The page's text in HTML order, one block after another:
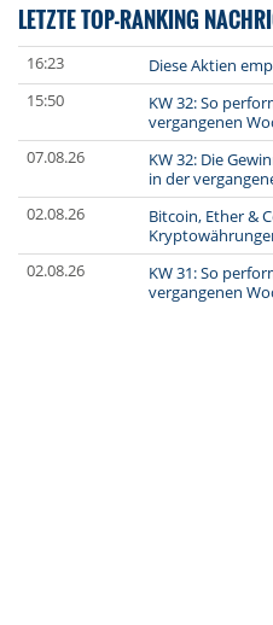
LETZTE TOP-RANKING
16:23
Diese Aktien
15:50
KW 32: So
vergangenen
07.08.26
KW 32: Die
in der
02.08.26
Bitcoin, Ether &
02.08.26
KW 31: So
vergangenen